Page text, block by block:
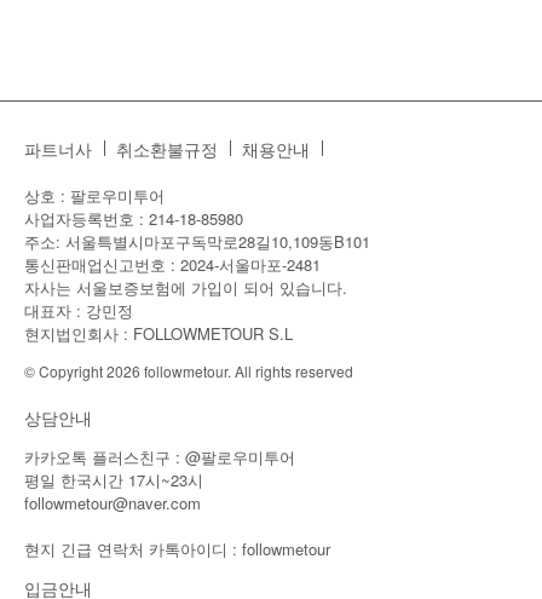
파트너사 취소환불규정 채용안내
상호 : 팔로우미투어
사업자등록번호 : 214-18-85980
주소: 서울특별시마포구독막로28길10,109동B101
통신판매업신고번호 : 2024-서울마포-2481
자사는 서울보증보험에 가입이 되어 있습니다.
대표자 : 강민정
현지법인회사 : FOLLOWMETOUR S.L
© Copyright 2026 followmetour. All rights reserved
상담안내
카카오톡 플러스친구 : @팔로우미투어
평일 한국시간 17시~23시
followmetour@naver.com
현지 긴급 연락처 카톡아이디 : followmetour
입금안내